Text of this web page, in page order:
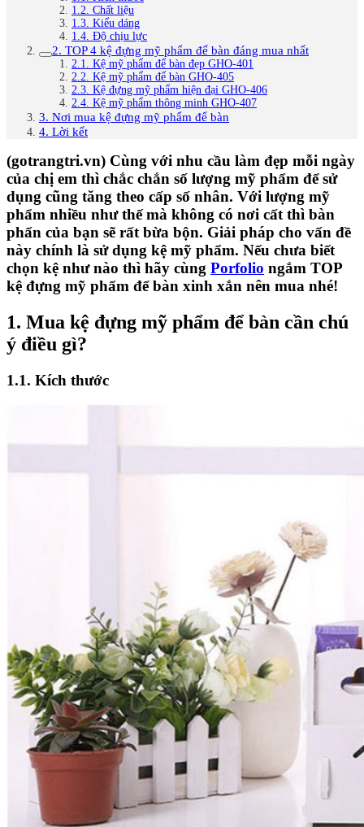
1.2. Chất liệu
1.3. Kiểu dáng
1.4. Độ chịu lực
2. TOP 4 kệ đựng mỹ phẩm để bàn đáng mua nhất
2.1. Kệ mỹ phẩm để bàn đẹp GHO-401
2.2. Kệ mỹ phẩm để bàn GHO-405
2.3. Kệ đựng mỹ phẩm hiện đại GHO-406
2.4. Kệ mỹ phẩm thông minh GHO-407
3. Nơi mua kệ đựng mỹ phẩm để bàn
4. Lời kết
(gotrangtri.vn) Cùng với nhu cầu làm đẹp mỗi ngày
của chị em thì chắc chắn số lượng mỹ phẩm để sử
dụng cũng tăng theo cấp số nhân. Với lượng mỹ
phẩm nhiều như thế mà không có nơi cất thì bàn
phấn của bạn sẽ rất bừa bộn. Giải pháp cho vấn đề
này chính là sử dụng kệ mỹ phẩm. Nếu chưa biết
chọn kệ như nào thì hãy cùng Porfolio ngắm TOP
kệ đựng mỹ phẩm để bàn xinh xắn nên mua nhé!
1. Mua kệ đựng mỹ phẩm để bàn cần chú
ý điều gì?
1.1. Kích thước